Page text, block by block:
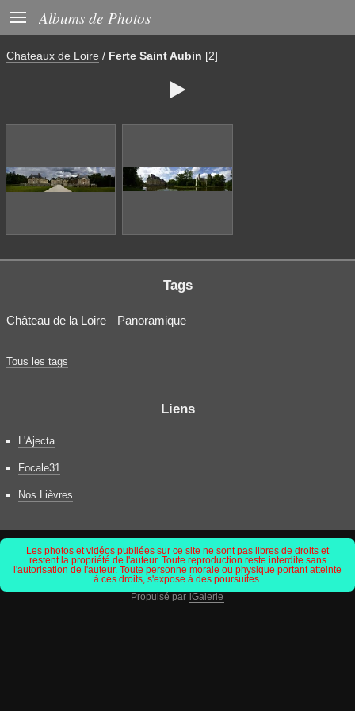
 Albums de Photos
Chateaux de Loire / Ferte Saint Aubin [2]

Tags
Château de la Loire Panoramique
Tous les tags
Liens
L'Ajecta
Focale31
Nos Lièvres
Les photos et vidéos publiées sur ce site ne sont pas libres de droits et
restent la propriété de l'auteur. Toute reproduction reste interdite sans
l'autorisation de l'auteur. Toute personne morale ou physique portant atteinte
à ces droits, s'expose à des poursuites.
Propulsé par iGalerie